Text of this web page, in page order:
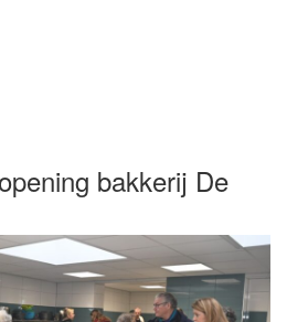
bakkerij De